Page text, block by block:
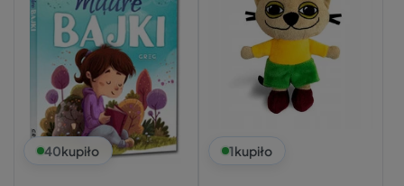
40kupiło 1kupiło